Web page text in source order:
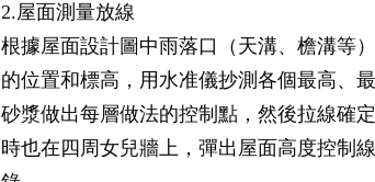
2.屋面測量放線
根據屋面設計圖中雨落口（天溝、檐溝等
的位置和標高，用水准儀抄測各個最高、
砂漿做出每層做法的控制點，然後拉線確
時也在四周女兒牆上，彈出屋面高度控制